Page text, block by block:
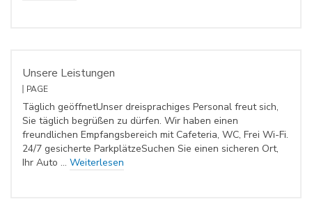
Unsere Leistungen
PAGE
Täglich geöffnetUnser dreisprachiges Personal freut sich,
Sie täglich begrüßen zu dürfen. Wir haben einen
freundlichen Empfangsbereich mit Cafeteria, WC, Frei Wi-Fi.
24/7 gesicherte ParkplätzeSuchen Sie einen sicheren Ort,
Ihr Auto … Weiterlesen